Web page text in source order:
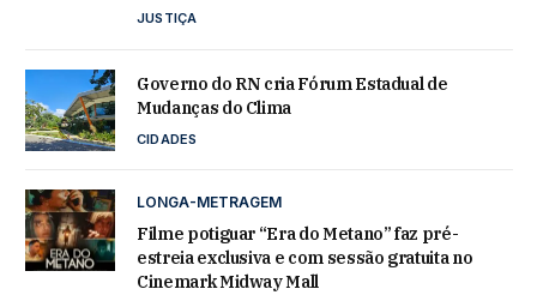
JUSTIÇA
Governo do RN cria Fórum Estadual de
Mudanças do Clima
CIDADES
LONGA-METRAGEM
Filme potiguar “Era do Metano” faz pré-
estreia exclusiva e com sessão gratuita no
Cinemark Midway Mall